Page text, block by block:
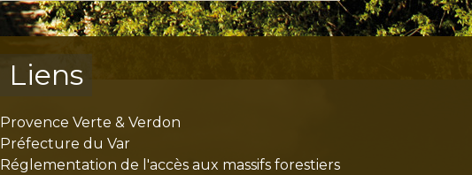
Liens
Provence Verte & Verdon
Préfecture du Var
Réglementation de l'accès aux massifs forestiers